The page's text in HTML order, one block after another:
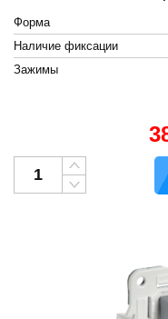
Форма
Наличие фиксации
Зажимы